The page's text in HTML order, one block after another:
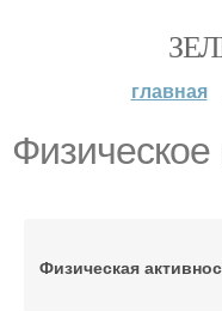
главная
Физическое
Физическая